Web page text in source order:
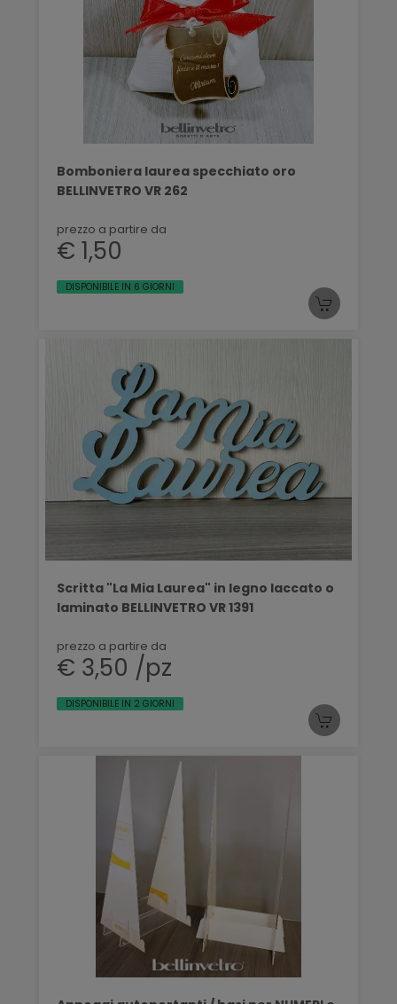
Bomboniera laurea specchiato oro
BELLINVETRO VR 262
prezzo a partire da
€ 1,50
DISPONIBILE IN 6 GIORNI
Scritta "La Mia Laurea" in legno laccato o
laminato BELLINVETRO VR 1391
prezzo a partire da
€ 3,50 /pz
DISPONIBILE IN 2 GIORNI